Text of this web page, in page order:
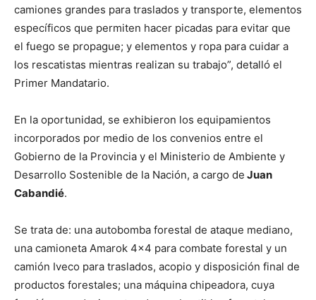
camiones grandes para traslados y transporte, elementos
específicos que permiten hacer picadas para evitar que
el fuego se propague; y elementos y ropa para cuidar a
los rescatistas mientras realizan su trabajo”, detalló el
Primer Mandatario.
En la oportunidad, se exhibieron los equipamientos
incorporados por medio de los convenios entre el
Gobierno de la Provincia y el Ministerio de Ambiente y
Desarrollo Sostenible de la Nación, a cargo de Juan
Cabandié.
Se trata de: una autobomba forestal de ataque mediano,
una camioneta Amarok 4×4 para combate forestal y un
camión Iveco para traslados, acopio y disposición final de
productos forestales; una máquina chipeadora, cuya